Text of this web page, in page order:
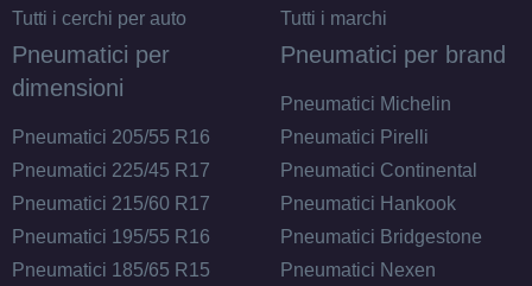
Tutti i cerchi per auto
Tutti i marchi
Pneumatici per
dimensioni
Pneumatici 205/55 R16
Pneumatici 225/45 R17
Pneumatici 215/60 R17
Pneumatici 195/55 R16
Pneumatici 185/65 R15
Pneumatici per brand
Pneumatici Michelin
Pneumatici Pirelli
Pneumatici Continental
Pneumatici Hankook
Pneumatici Bridgestone
Pneumatici Nexen